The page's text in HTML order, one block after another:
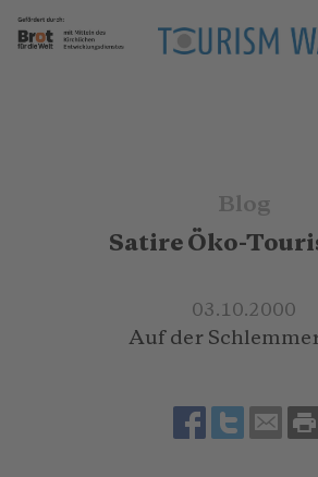
Blog
Satire Öko-
03.10.2000
Auf der